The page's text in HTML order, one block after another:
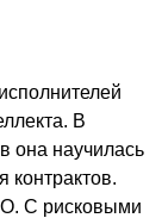
В
она научилась
контрактов.
С рисковыми